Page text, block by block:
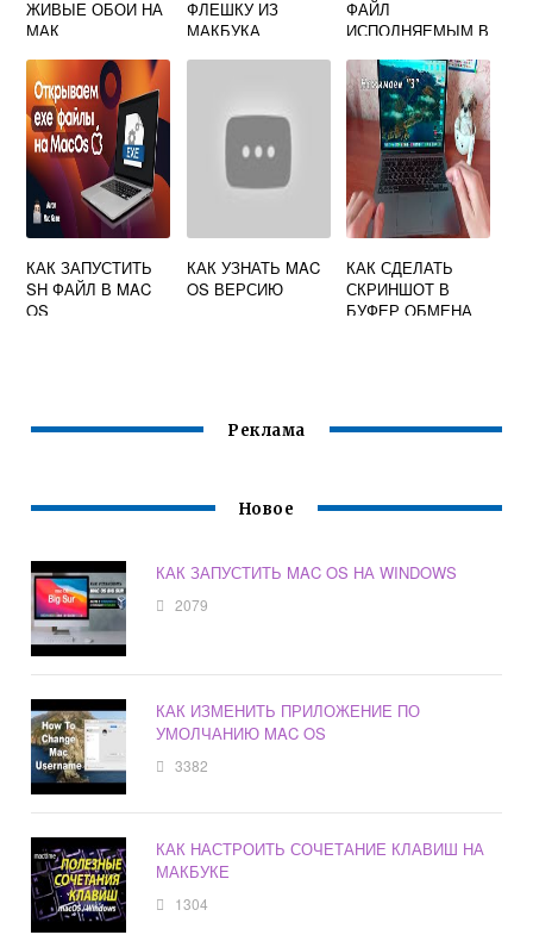
ЖИВЫЕ ОБОИ НА
МАК
ФЛЕШКУ ИЗ
МАКБУКА
ФАЙЛ
ИСПОЛНЯЕМЫМ В
КАК ЗАПУСТИТЬ
SH ФАЙЛ В MAC
OS
КАК УЗНАТЬ MAC
OS ВЕРСИЮ
КАК СДЕЛАТЬ
СКРИНШОТ В
БУФЕР ОБМЕНА
Реклама
Новое
КАК ЗАПУСТИТЬ MAC OS НА WINDOWS
2079
КАК ИЗМЕНИТЬ ПРИЛОЖЕНИЕ ПО
УМОЛЧАНИЮ MAC OS
3382
КАК НАСТРОИТЬ СОЧЕТАНИЕ КЛАВИШ НА
МАКБУКЕ
1304